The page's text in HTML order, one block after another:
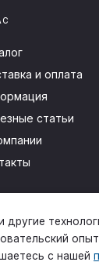
и оплата
статьи
другие
с нашей